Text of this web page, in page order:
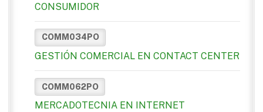
CONSUMIDOR
COMM034PO
GESTIÓN COMERCIAL EN CONTACT CENTER
COMM062PO
MERCADOTECNIA EN INTERNET